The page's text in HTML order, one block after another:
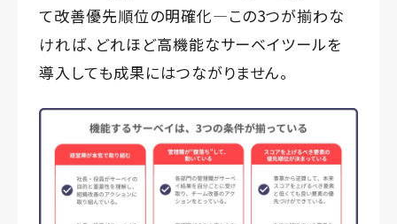
て改善優先順位の明確化—この3つが揃わな
ければ、どれほど高機能なサーベイツールを
導入しても成果にはつながりません。